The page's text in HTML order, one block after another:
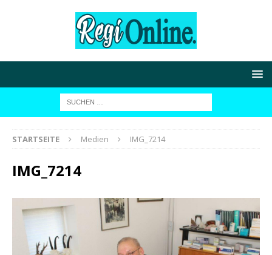
STARTSEITE Medien IMG_7214
IMG_7214